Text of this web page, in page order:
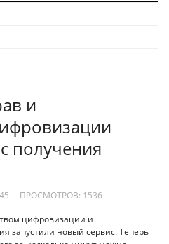
и
получения
ПРОСМОТРОВ: 1536
цифровизации и
запустили новый сервис. Теперь